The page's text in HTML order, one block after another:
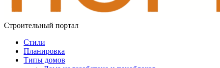
Строительный портал
Стили
Планировка
Типы домов